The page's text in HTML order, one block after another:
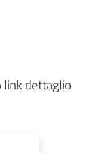
dettaglio